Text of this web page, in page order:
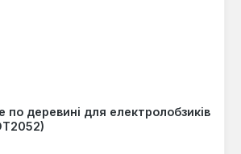
по деревині для електролобзиків